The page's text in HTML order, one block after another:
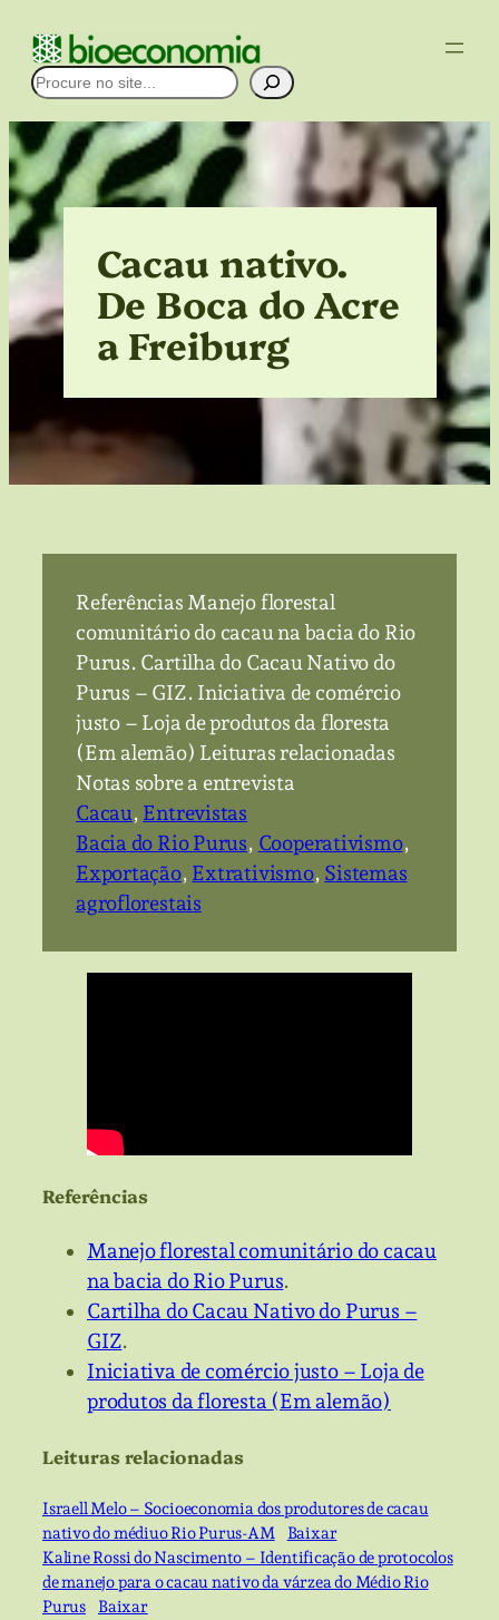
para
Pesquisar
Cacau nativo.
De Boca do Acre
a Freiburg
Referências Manejo florestal
comunitário do cacau na bacia do Rio
Purus. Cartilha do Cacau Nativo do
Purus – GIZ. Iniciativa de comércio
justo – Loja de produtos da floresta
(Em alemão) Leituras relacionadas
Notas sobre a entrevista
Cacau, Entrevistas
Bacia do Rio Purus, Cooperativismo
Exportação, Extrativismo, Sistemas
agroflorestais
Referências
Manejo florestal comunitário do cacau
na bacia do Rio Purus.
Cartilha do Cacau Nativo do Purus –
GIZ.
Iniciativa de comércio justo – Loja de
produtos da floresta (Em alemão)
Leituras relacionadas
Israell Melo – Socioeconomia dos produtores de cacau
nativo do médiuo Rio Purus-AM
Baixar
Kaline Rossi do Nascimento – Identificação de protocolos
de manejo para o cacau nativo da várzea do Médio Rio
Purus
Baixar